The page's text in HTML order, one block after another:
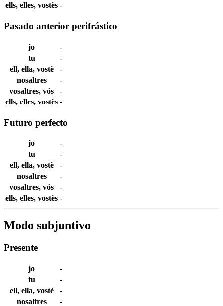
ells, elles, vostès -
Pasado anterior perifrástico
jo
-
tu
-
ell, ella, vostè
-
nosaltres
-
vosaltres, vós
-
ells, elles, vostès -
Futuro perfecto
jo
-
tu
-
ell, ella, vostè
-
nosaltres
-
vosaltres, vós
-
ells, elles, vostès -
Modo subjuntivo
Presente
jo
-
tu
-
ell, ella, vostè
-
nosaltres
-